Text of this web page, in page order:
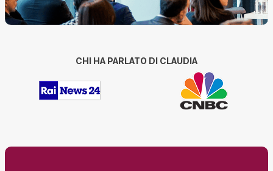
CHI HA PARLATO DI CLAUDIA